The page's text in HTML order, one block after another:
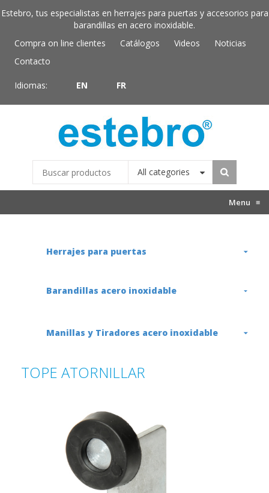
Estebro, tus especialistas en herrajes para puertas y accesorios para
barandillas en acero inoxidable.
Compra on line clientes
Catálogos Videos
Noticias
Contacto
Idiomas: EN FR
All categories
Menu ≡
Herrajes para puertas
Barandillas acero inoxidable
Manillas y Tiradores acero inoxidable
TOPE ATORNILLAR